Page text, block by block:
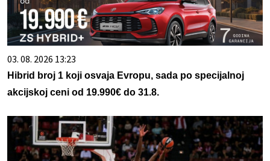
03. 08. 2026 13:23
Hibrid broj 1 koji osvaja Evropu, sada po specijalnoj
akcijskoj ceni od 19.990€ do 31.8.